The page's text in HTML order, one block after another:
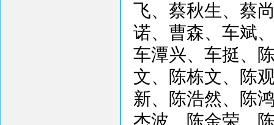
飞、蔡秋生、蔡
诺、曹森、车斌
车潭兴、车挺、
文、陈栋文、陈
新、陈浩然、陈
杰波、陈金荣、